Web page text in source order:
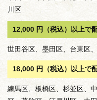
川区
12,000 円（税込）以上で
世田谷区、墨田区、台東区
18,000 円（税込）以上で
練馬区、板橋区、杉並区、